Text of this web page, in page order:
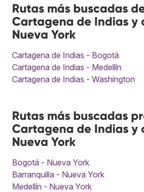
Rutas más buscadas
Cartagena de Indias y
Nueva York
Cartagena de Indias - Bogotá
Cartagena de Indias - Medellín
Cartagena de Indias - Washington
Rutas más buscadas
Cartagena de Indias y
Nueva York
Bogotá - Nueva York
Barranquilla - Nueva York
Medellín - Nueva York